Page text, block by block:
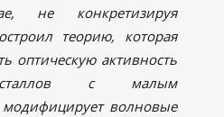
не конкретизируя
теорию, которая
оптическую активность
с малым
волновые